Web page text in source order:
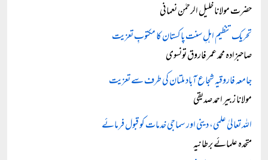
حضرت مولانا خلیل الرحمٰن نعمانی
تحریک تنظیم اہلِ سنت پاکستان کا مکتوبِ تعزیت
صاحبزادہ محمد عمر فاروق تونسوی
جامعہ فاروقیہ شجاع آباد ملتان کی طرف سے تعزیت
مولانا زبیر احمد صدیقی
اللہ تعالیٰ علمی، دینی اور سماجی خدمات کو قبول فرمائے
متحدہ علمائے برطانیہ